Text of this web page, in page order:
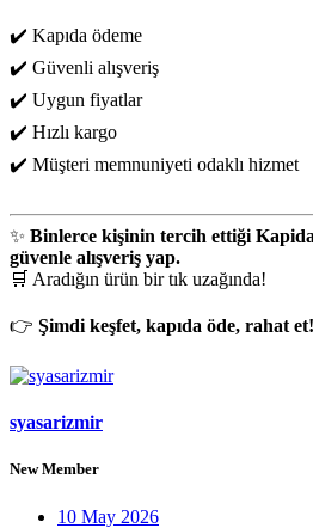
✔️ Kapıda ödeme
✔️ Güvenli alışveriş
✔️ Uygun fiyatlar
✔️ Hızlı kargo
✔️ Müşteri memnuniyeti odaklı hizmet
✨ Binlerce kişinin tercih ettiği
güvenle alışveriş yap.
🛒 Aradığın ürün bir tık uzağında!
👉 Şimdi keşfet, kapıda öde, rahat et!
syasarizmir
New Member
10 May 2026